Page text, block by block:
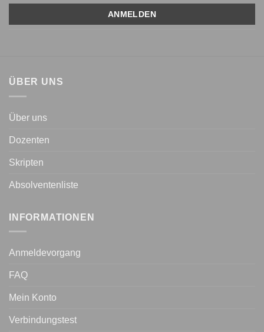
ÜBER UNS
Über uns
Dozenten
Skripten
Absolventenliste
INFORMATIONEN
Anmeldevorgang
FAQ
Mein Konto
Verbindungstest